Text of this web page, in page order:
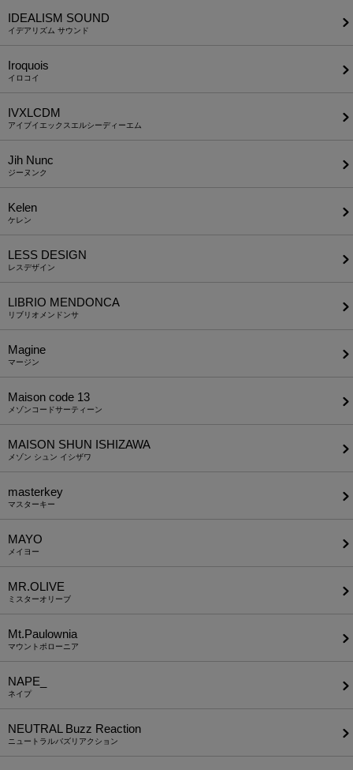
IDEALISM SOUND
イデアリズム サウンド
Iroquois
イロコイ
IVXLCDM
アイブイエックスエルシーディーエム
Jih Nunc
ジーヌンク
Kelen
ケレン
LESS DESIGN
レスデザイン
LIBRIO MENDONCA
リブリオメンドンサ
Magine
マージン
Maison code 13
メゾンコードサーティーン
MAISON SHUN ISHIZAWA
メゾン シュン イシザワ
masterkey
マスターキー
MAYO
メイヨー
MR.OLIVE
ミスターオリーブ
Mt.Paulownia
マウントポローニア
NAPE_
ネイプ
NEUTRAL Buzz Reaction
ニュートラルバズリアクション